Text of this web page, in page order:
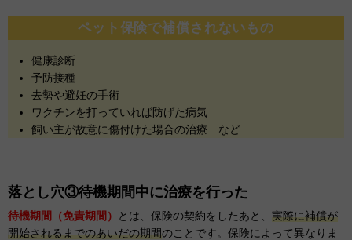
ペット保険で補償されないもの
健康診断
予防接種
去勢や避妊の手術
ワクチンを打っていれば防げた病気
飼い主が故意に傷付けた場合の治療 など
落とし穴③待機期間中に治療を行った
待機期間（免責期間） とは、保険の契約をしたあと、 実際に補償が
開始されるまでのあいだの期間のことです。保険によって異なりま